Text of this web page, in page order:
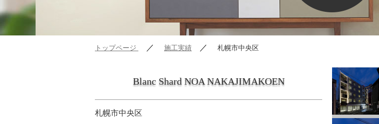
トップページ ／ 施工実績 ／ 札幌市中央区
Blanc Shard NOA NAKAJIMAKOEN
札幌市中央区